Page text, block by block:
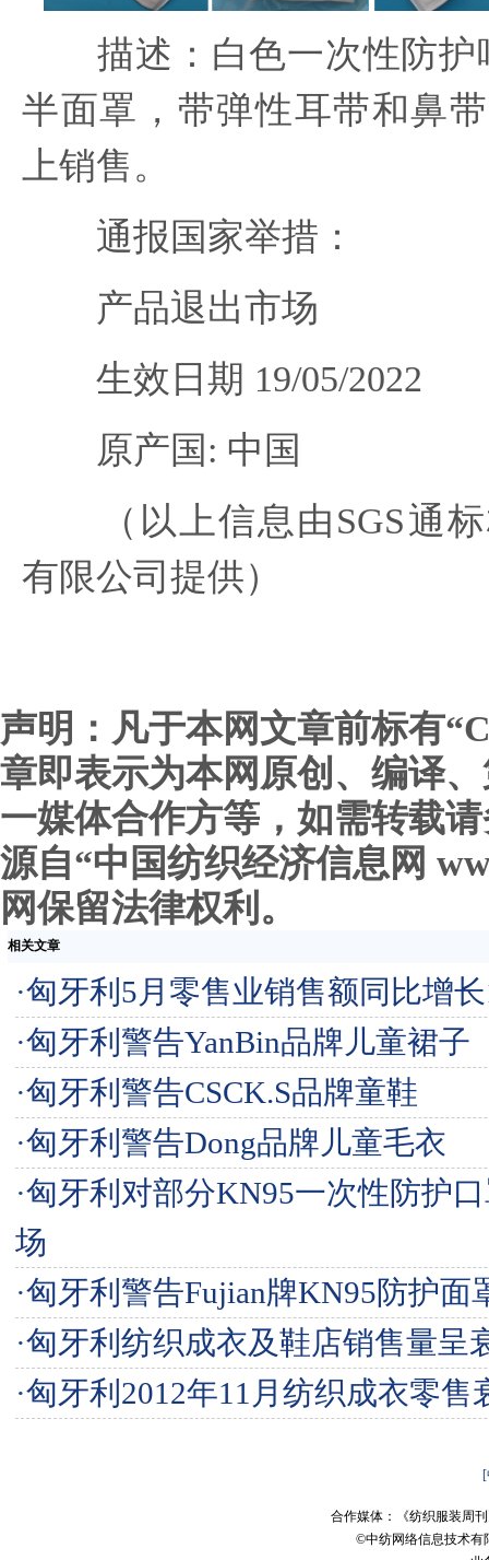
描述：白色一次性防护
半面罩，带弹性耳带和鼻
上销售。
通报国家举措：
产品退出市场
生效日期 19/05/2022
原产国: 中国
（以上信息由SGS通标
有限公司提供）
声明：凡于本网文章前标有
章即表示为本网原创、编译
一媒体合作方等，如需转载
源自“中国纺织经济信息网
网保留法律权利。
相关文章
·匈牙利5月零售业销售额同比增长
·匈牙利警告YanBin品牌儿童裙子
·匈牙利警告CSCK.S品牌童鞋
·匈牙利警告Dong品牌儿童毛衣
·匈牙利对部分KN95一次性防护
场
·匈牙利警告Fujian牌KN95防护面
·匈牙利纺织成衣及鞋店销售量呈
·匈牙利2012年11月纺织成衣零售
合作媒体：《纺织服装周
©中纺网络信息技术